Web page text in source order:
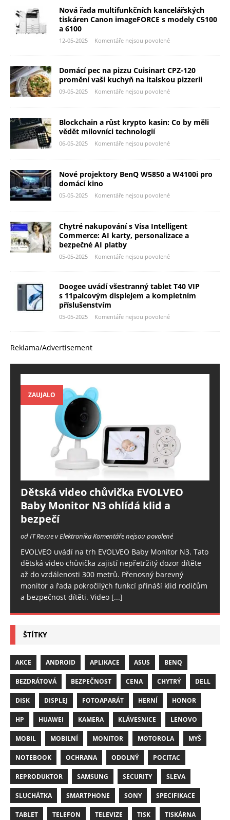
Nová řada multifunkčních kancelářských
tiskáren Canon imageFORCE s modely C5100
a 6100
12-05-2025 Komentáře nejsou povolené
Domácí pec na pizzu Cuisinart CPZ-120
promění vaši kuchyň na italskou pizzerii
09-05-2025 Komentáře nejsou povolené
Blockchain a růst krypto kasin: Co by měli
vědět milovníci technologií
06-05-2025 Komentáře nejsou povolené
Nové projektory BenQ W5850 a W4100i pro
domácí kino
05-05-2025 Komentáře nejsou povolené
Chytré nakupování s Visa Intelligent
Commerce: AI karty, personalizace a
bezpečné AI platby
05-05-2025 Komentáře nejsou povolené
Doogee uvádí všestranný tablet T40 VIP
s 11palcovým displejem a kompletním
příslušenstvím
05-05-2025 Komentáře nejsou povolené
Reklama/Advertisement
ZAUJALO
Dětská video chůvička EVOLVEO
Baby Monitor N3 ohlídá klid a
bezpečí
od IT Revue v ElektronikaKomentáře nejsou povolené
EVOLVEO uvádí na trh EVOLVEO Baby Monitor N3. Tato
dětská video chůvička zajistí nepřetržitý dozor dítěte
až do vzdálenosti 300 metrů. Přenosný barevný
monitor a řada pokročilých funkcí přináší klid rodičům
a bezpečnost dítěti. Video [...]
ŠTÍTKY
AKCE ANDROID APLIKACE ASUS BENQ
BEZDRÁTOVÁ BEZPEČNOST CENA CHYTRÝ DELL
DISK DISPLEJ FOTOAPARÁT HERNÍ HONOR
HP HUAWEI KAMERA KLÁVESNICE LENOVO
MOBIL MOBILNÍ MONITOR MOTOROLA MYŠ
NOTEBOOK OCHRANA ODOLNÝ POCITAC
REPRODUKTOR SAMSUNG SECURITY SLEVA
SLUCHÁTKA SMARTPHONE SONY SPECIFIKACE
TABLET TELEFON TELEVIZE TISK TISKÁRNA